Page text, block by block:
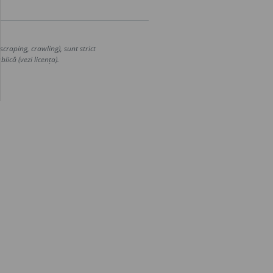
crawling), sunt strict
(vezi licența).